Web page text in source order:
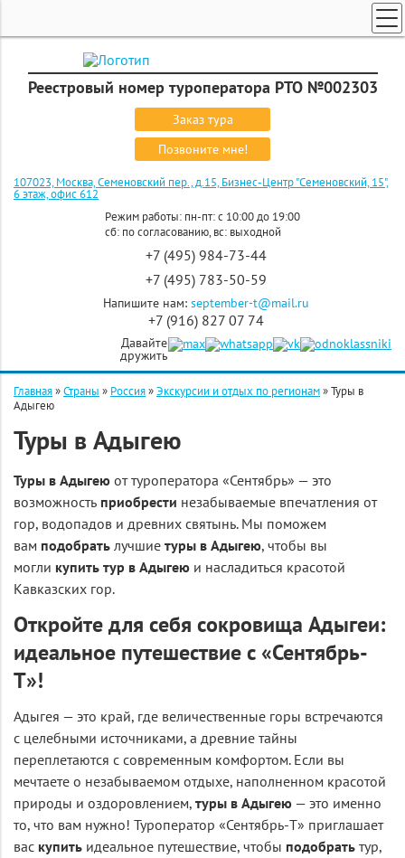
Реестровый номер туроператора РТО №002303
Заказ тура
Позвоните мне!
107023, Москва, Семеновский пер., д.15, Бизнес-Центр "Семеновский, 15",
6 этаж, офис 612
Режим работы: пн-пт: с 10:00 до 19:00
сб: по согласованию, вс: выходной
+7 (495) 984-73-44
+7 (495) 783-50-59
Напишите нам: september-t@mail.ru
+7 (916) 827 07 74
Давайте
дружить
ПОИСК ТУРОВ
ГОРЯЩИЕ ТУРЫ
СТРАНЫ
КРУИЗЫ
ЭКСКУРСИОННЫЕ ТУРЫ
Главная»Страны » Россия»Экскурсии и отдых по регионам»Туры в
Адыгею
Туры в Адыгею
Туры в Адыгею от туроператора «Сентябрь» — это
возможность приобрести незабываемые впечатления от
гор, водопадов и древних святынь. Мы поможем
вам подобрать лучшие туры в Адыгею, чтобы вы
могли купить тур в Адыгею и насладиться красотой
Кавказских гор.
Откройте для себя сокровища Адыгеи:
идеальное путешествие с «Сентябрь-
Т»!
Адыгея — это край, где величественные горы встречаются
с целебными источниками, а древние тайны
переплетаются с современным комфортом. Если вы
мечтаете о незабываемом отдыхе, наполненном красотой
природы и оздоровлением, туры в Адыгею — это именно
то, что вам нужно! Туроператор «Сентябрь-Т» приглашает
вас купить идеальное путешествие, чтобы подобрать тур,